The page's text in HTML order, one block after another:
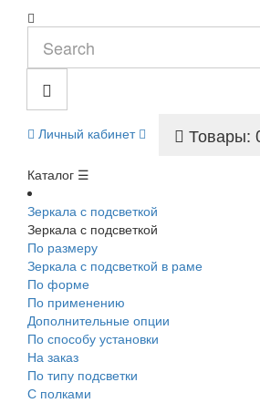
Личный кабинет Товары:
Каталог ☰
Зеркала с подсветкой
Зеркала с подсветкой
По размеру
Зеркала с подсветкой в раме
По форме
По применению
Дополнительные опции
По способу установки
На заказ
По типу подсветки
С полками